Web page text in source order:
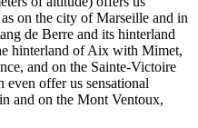
on the city of Marseille and in
de Berre and its hinterland
hinterland of Aix with Mimet,
and on the Sainte-Victoire
even offer us sensational
and on the Mont Ventoux,